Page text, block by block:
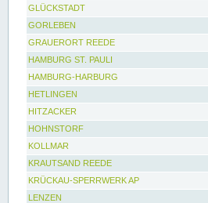
GLÜCKSTADT
GORLEBEN
GRAUERORT REEDE
HAMBURG ST. PAULI
HAMBURG-HARBURG
HETLINGEN
HITZACKER
HOHNSTORF
KOLLMAR
KRAUTSAND REEDE
KRÜCKAU-SPERRWERK AP
LENZEN